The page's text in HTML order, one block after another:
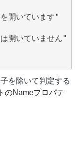
いています"
いていません"
を除いて判定する
のNameプロパテ